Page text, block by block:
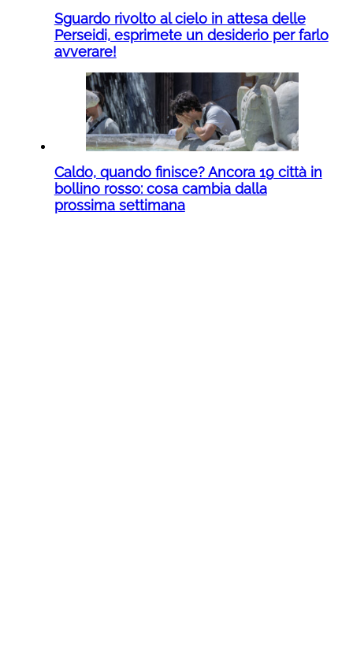
Sguardo rivolto al cielo in attesa delle
Perseidi, esprimete un desiderio per farlo
avverare!
Caldo, quando finisce? Ancora 19 città in
bollino rosso: cosa cambia dalla
prossima settimana